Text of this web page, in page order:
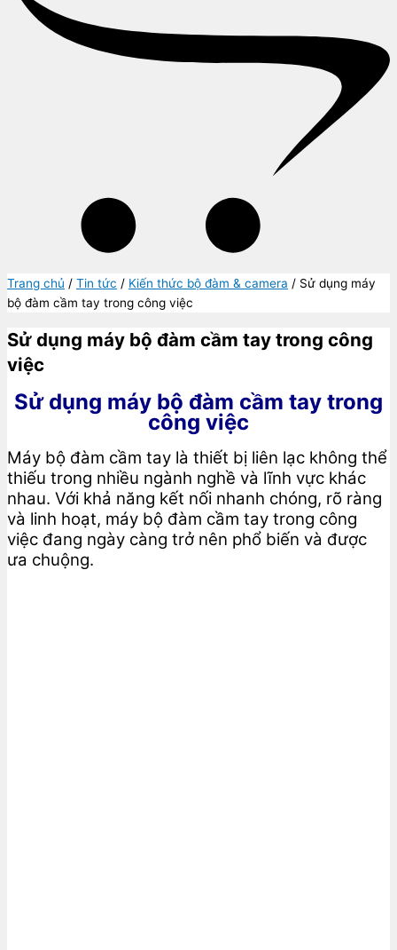
Trang chủ / Tin tức / Kiến thức bộ đàm & camera / Sử dụng máy
bộ đàm cầm tay trong công việc
Sử dụng máy bộ đàm cầm tay trong công
việc
Sử dụng máy bộ đàm cầm tay trong
công việc
Máy bộ đàm cầm tay là thiết bị liên lạc không thể
thiếu trong nhiều ngành nghề và lĩnh vực khác
nhau. Với khả năng kết nối nhanh chóng, rõ ràng
và linh hoạt, máy bộ đàm cầm tay trong công
việc đang ngày càng trở nên phổ biến và được
ưa chuộng.